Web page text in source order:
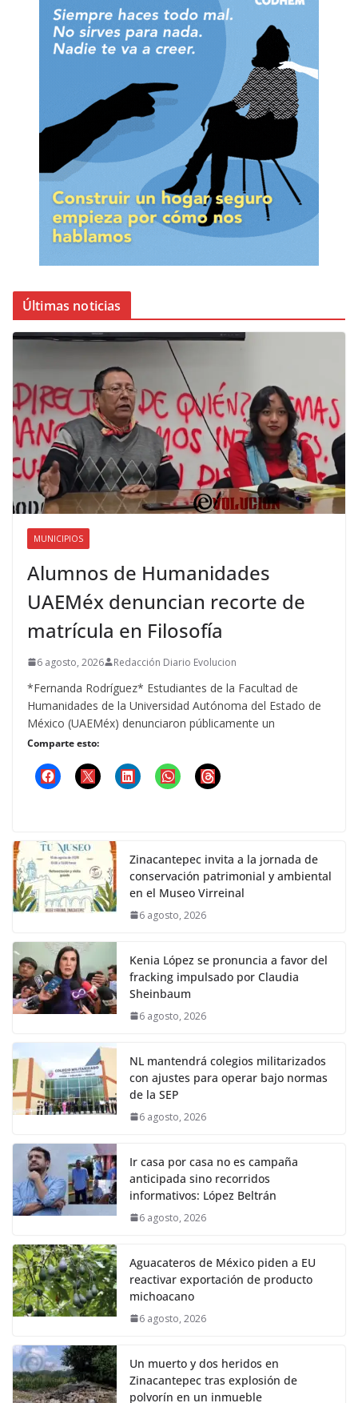
Últimas noticias
MUNICIPIOS
Alumnos de Humanidades
UAEMéx denuncian recorte de
matrícula en Filosofía
6 agosto, 2026 Redacción Diario Evolucion
*Fernanda Rodríguez* Estudiantes de la Facultad de
Humanidades de la Universidad Autónoma del Estado de
México (UAEMéx) denunciaron públicamente un
Comparte esto:
Zinacantepec invita a la jornada de
conservación patrimonial y ambiental
en el Museo Virreinal
6 agosto, 2026
Kenia López se pronuncia a favor del
fracking impulsado por Claudia
Sheinbaum
6 agosto, 2026
NL mantendrá colegios militarizados
con ajustes para operar bajo normas
de la SEP
6 agosto, 2026
Ir casa por casa no es campaña
anticipada sino recorridos
informativos: López Beltrán
6 agosto, 2026
Aguacateros de México piden a EU
reactivar exportación de producto
michoacano
6 agosto, 2026
Un muerto y dos heridos en
Zinacantepec tras explosión de
polvorín en un inmueble